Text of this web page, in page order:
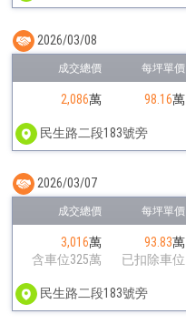
2,086萬 98.16萬
民生路二段183號旁
2026/03/08
3,016萬
含車位325萬
93.83萬
已扣除車位
民生路二段183號旁
2026/03/07